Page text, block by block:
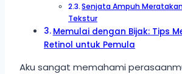
Senjata Ampuh
Tekstur
Memulai dengan Bijak: Tips
Retinol untuk Pemula
Aku sangat memahami